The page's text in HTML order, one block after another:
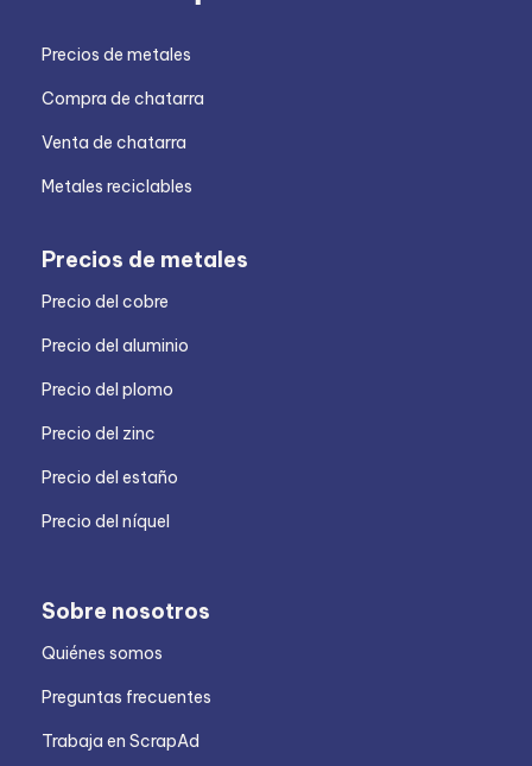
Precios de metales
Compra de chatarra
Venta de chatarra
Metales reciclables
Precios de metales
Precio del cobre
Precio del aluminio
Precio del plomo
Precio del zinc
Precio del estaño
Precio del níquel
Sobre nosotros
Quiénes somos
Preguntas frecuentes
Trabaja en ScrapAd